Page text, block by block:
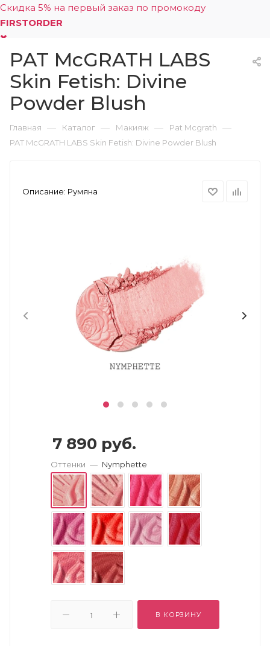
Скидка 5% на первый заказ по промокоду
FIRSTORDER
0
PAT McGRATH LABS
Skin Fetish: Divine
Powder Blush
Главная — Каталог — Макияж — Pat Mcgrath —
PAT McGRATH LABS Skin Fetish: Divine Powder Blush
Описание: Румяна
7 890 руб.
Оттенки — Nymphette
В КОРЗИНУ